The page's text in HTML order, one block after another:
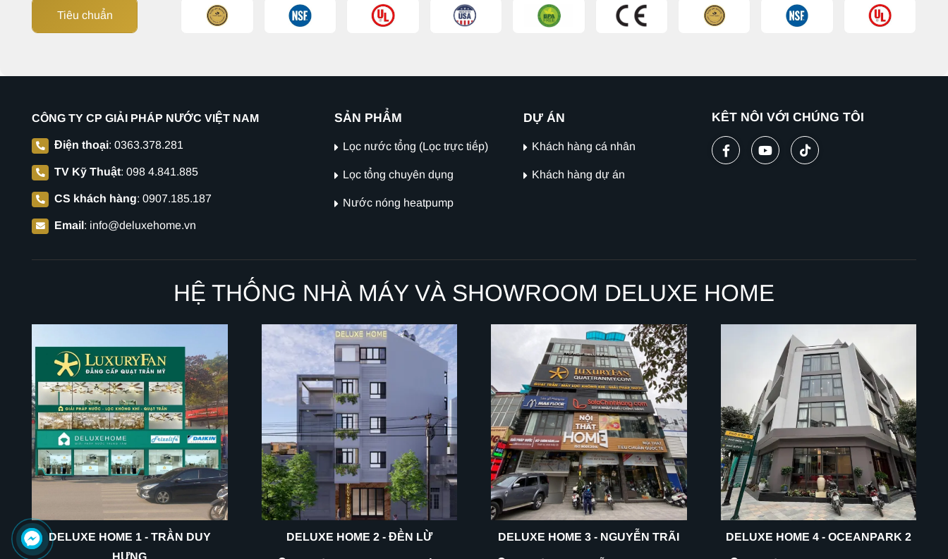
Tiêu chuẩn
CÔNG TY CP GIẢI PHÁP NƯỚC VIỆT NAM
Điện thoại: 0363.378.281
TV Kỹ Thuật: 098 4.841.885
CS khách hàng: 0907.185.187
Email: info@deluxehome.vn
SẢN PHẨM
Lọc nước tổng (Lọc trực tiếp)
Lọc tổng chuyên dụng
Nước nóng heatpump
DỰ ÁN
Khách hàng cá nhân
Khách hàng dự án
KẾT NỐI VỚI CHÚNG TÔI
HỆ THỐNG NHÀ MÁY VÀ SHOWROOM DELUXE HOME
DELUXE HOME 1 - TRẦN DUY
HƯNG
DELUXE HOME 2 - ĐỀN LỪ DELUXE HOME 3 - NGUYỄN TRÃI DELUXE HOME 4 - OCEANPARK 2